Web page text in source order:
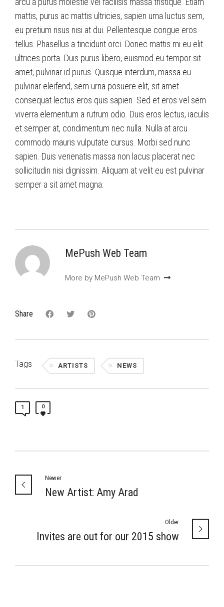
mattis, purus ac mattis ultricies, sapien urna luctus sem,
eu pretium risus nisi at dui. Pellentesque congue eros
tellus. Phasellus a tincidunt orci. Donec mattis mi eu elit
ultrices porta. Duis purus libero, euismod eu tempor sit
amet, pulvinar id purus. Quisque interdum, massa eu
pulvinar eleifend, sem urna posuere elit, sit amet
consequat lectus eros quis sapien. Sed et eros vel sem
viverra elementum a rutrum odio. Duis eros lectus, iaculis
et semper at, condimentum nec nulla. Nulla at arcu
commodo mauris vulputate cursus. Morbi sed nunc
sapien. Duis venenatis massa non lacus placerat nec
sollicitudin nisi dignissim. Aliquam at velit eu est pulvinar
semper a sit amet magna.
MePush Web Team
More by MePush Web Team
Share
Tags ARTISTS NEWS
1 0
Newer
New Artist: Amy Arad
Older
Invites are out for our 2015 show